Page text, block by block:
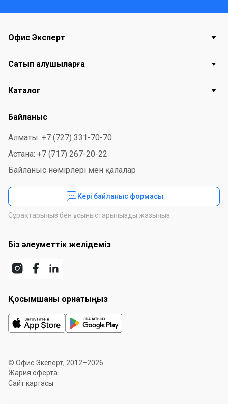
Офис Эксперт
Сатып алушыларға
Каталог
Байланыс
Алматы: +7 (727) 331-70-70
Астана: +7 (717) 267-20-22
Байланыс нөмірлері мен қалалар
Кері байланыс формасы
Сұрақтарыңыз бен ұсыныстарыңызды жазыңыз
Біз әлеуметтік желідеміз
Қосымшаны орнатыңыз
© Офис Эксперт, 2012–2026
Жария оферта
Сайт картасы